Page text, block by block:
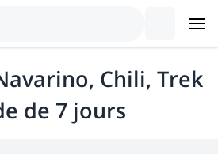
Chili, Trek
de 7 jours